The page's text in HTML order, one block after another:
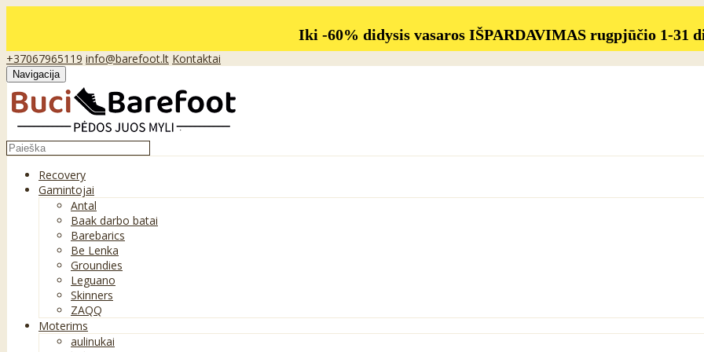
Iki -60% didysis vasaros IŠPARDAVIMAS rugpjūčio 1-31
+37067965119 info@barefoot.lt Kontaktai
Navigacija
Recovery
Gamintojai
Antal
Baak darbo batai
Barebarics
Be Lenka
Groundies
Leguano
Skinners
ZAQQ
Moterims
aulinukai